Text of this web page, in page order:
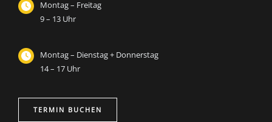
Montag – Freitag
9 – 13 Uhr
Montag – Dienstag + Donnerstag
14 – 17 Uhr
TERMIN BUCHEN